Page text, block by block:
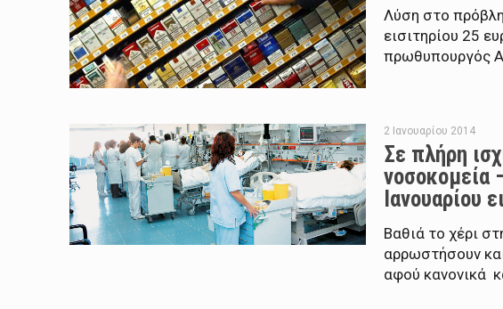
Λύση στο
εισιτηρίου 25
πρωθυπουργός
2 Ιανουαρίου 2014
Σε πλήρη
νοσοκομεία
Ιανουαρίου
Βαθιά το χέρι
αρρωστήσουν
αφού κανονικά